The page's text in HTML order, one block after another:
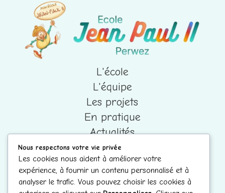
L'école
L'équipe
Les projets
En pratique
Actualités
Documents
Contacts
Rue Emile de Brabant 35
1360 Perwez
Nous respectons votre vie privée
Les cookies nous aident à améliorer votre
expérience, à fournir un contenu personnalisé et à
analyser le trafic. Vous pouvez choisir les cookies à